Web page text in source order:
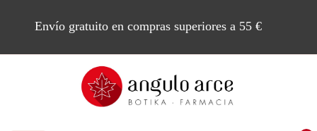
Envío gratuito en compras superiores a 55 €